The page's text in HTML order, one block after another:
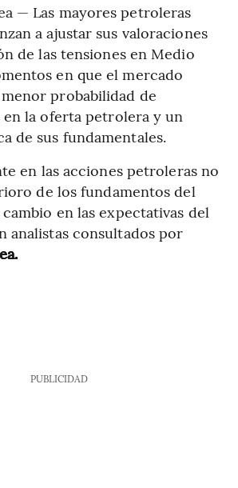
— Las mayores petroleras
a ajustar sus valoraciones
de las tensiones en Medio
en que el mercado
probabilidad de
la oferta petrolera y un
de sus fundamentales.
en las acciones petroleras no
de los fundamentos del
en las expectativas del
analistas consultados por
PUBLICIDAD